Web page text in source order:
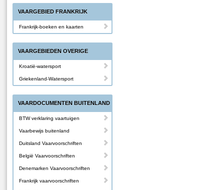
VAARGEBIED FRANKRIJK
Frankrijk-boeken en kaarten
VAARGEBIEDEN OVERIGE
Kroatië-watersport
Griekenland-Watersport
VAARDOCUMENTEN BUITENLAND
BTW verklaring vaartuigen
Vaarbewijs buitenland
Duitsland Vaarvoorschriften
België Vaarvoorschriften
Denemarken Vaarvoorschriften
Frankrijk vaarvoorschriften